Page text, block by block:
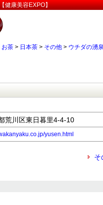
健康美容EXPO】
お茶 > 日本茶 > その他 > ウチダの湧
川区東日暮里4-4-10
yusen.html
そ